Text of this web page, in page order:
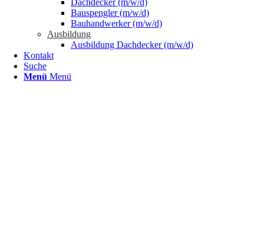
Dachdecker (m/w/d)
Bauspengler (m/w/d)
Bauhandwerker (m/w/d)
Ausbildung
Ausbildung Dachdecker (m/w/d)
Kontakt
Suche
Menü Menü